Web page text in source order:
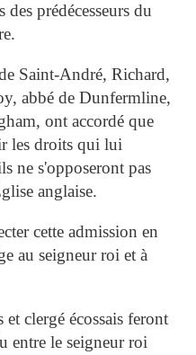
prédécesseurs du
Saint-André, Richard,
abbé de Dunfermline,
ont accordé que
les droits qui lui
ne s'opposeront pas
anglaise.
cette admission en
au seigneur roi et à
et clergé écossais feront
entre le seigneur roi